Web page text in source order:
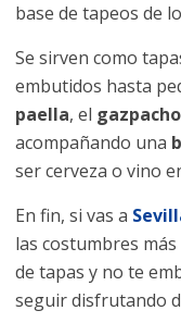
base de tapeos de
Se sirven como
embutidos hasta
paella, el gazpacho
acompañando una
ser cerveza o vino
En fin, si vas a
las costumbres
de tapas y no te
seguir disfrutando